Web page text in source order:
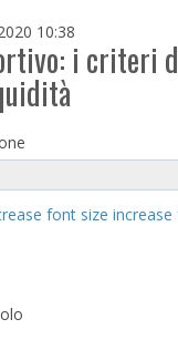
10:38
i criteri
font size